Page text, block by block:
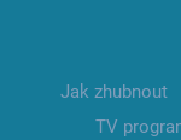
Jak zhubnout
TV